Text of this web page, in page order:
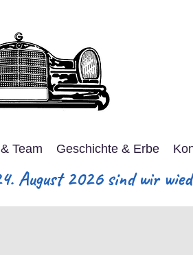
Team Geschichte & Erbe
August 2026 sind wir